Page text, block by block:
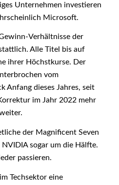
Unternehmen investieren
Microsoft.
Verhältnisse der
Alle Titel bis auf
ihrer Höchstkurse. Der
vom
Anfang dieses Jahres, seit
im Jahr 2022 mehr
der Magnificent Seven
sogar um die Hälfte.
passieren.
Techsektor eine